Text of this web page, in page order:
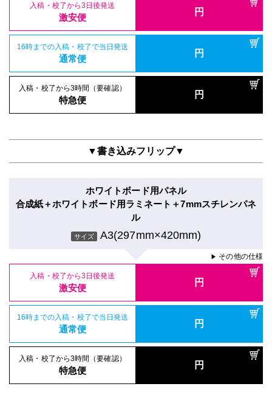
入稿・校了から3日後発送
激安便 円
16時までの入稿・校了で当日発送
通常便 円
入稿・校了から3時間（要確認）
特急便 円
▼書き込みフリップ▼
ホワイトボード用パネル
合成紙＋ホワイトボード用ラミネート＋7mmスチレンパネ
ル
サイズ A3(297mm×420mm)
▶ その他の仕様
入稿・校了から3日後発送
激安便 円
16時までの入稿・校了で当日発送
通常便 円
入稿・校了から3時間（要確認）
特急便 円